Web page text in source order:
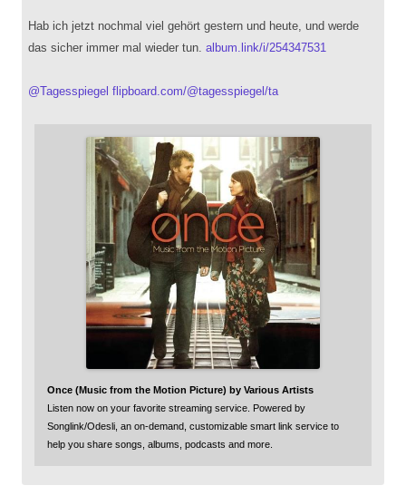
Hab ich jetzt nochmal viel gehört gestern und heute, und werde
das sicher immer mal wieder tun. album.link/i/254347531
@Tagesspiegel flipboard.com/@tagesspiegel/ta
Once (Music from the Motion Picture) by Various Artists
Listen now on your favorite streaming service. Powered by
Songlink/Odesli, an on-demand, customizable smart link service to
help you share songs, albums, podcasts and more.